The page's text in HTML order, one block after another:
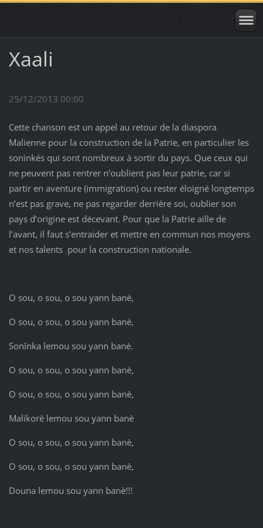
Xaali
25/12/2013 00:00
Cette chanson est un appel au retour de la diaspora
Malienne pour la construction de la Patrie, en particulier les
soninkés qui sont nombreux à sortir du pays. Que ceux qui
ne peuvent pas rentrer n’oublient pas leur patrie, car si
partir en aventure (immigration) ou rester éloigné longtemps
n’est pas grave, ne pas regarder derrière soi, oublier son
pays d’origine est décevant. Pour que la Patrie aille de
l’avant, il faut s’entraider et mettre en commun nos moyens
et nos talents pour la construction nationale.
O sou, o sou, o sou yann banè,
O sou, o sou, o sou yann banè,
Sonînka lemou sou yann banè.
O sou, o sou, o sou yann banè,
O sou, o sou, o sou yann banè,
Malikorè lemou sou yann banè
O sou, o sou, o sou yann banè,
O sou, o sou, o sou yann banè,
Douna lemou sou yann banè!!!